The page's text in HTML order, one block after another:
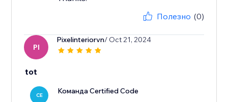
Полезно (0)
PI
Pixelinteriorvn/ Oct 21, 2024
tot
CE Команда Certified Code